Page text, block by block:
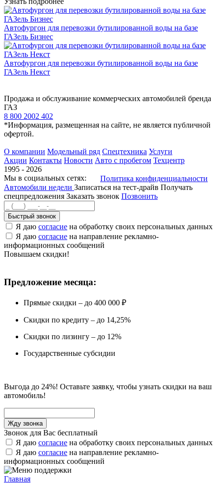
Автофургон для перевозки бутилированной воды на базе
ГАЗель Бизнес
Автофургон для перевозки бутилированной воды на базе
ГАЗель Некст
Продажа и обслуживание коммерческих автомобилей бренда
ГАЗ
8 800 2002 402
*Информация, размещенная на сайте, не является публичной
офертой.
О компании Модельный ряд Спецтехника Услуги
Акции Контакты Новости Авто с пробегом Техцентр
1995 - 2026
Мы в социальных сетях:
Политика конфиденциальности
Автомобили недели Записаться на тест-драйв Получать
спецпредложения Заказать звонок Позвонить
Быстрый звонок
Я даю согласие на обработку своих персональных данных
Я даю согласие на направление рекламно-
информационных сообщений
Повышаем скидки!
Предложение месяца:
Прямые скидки – до 400 000 ₽
Скидки по кредиту – до 14,25%
Скидки по лизингу – до 12%
Государственные субсидии
Выгода до 24%! Оставьте заявку, чтобы узнать скидки на ваш
автомобиль!
Звонок для Вас бесплатный
Я даю согласие на обработку своих персональных данных
Я даю согласие на направление рекламно-
информационных сообщений
Главная